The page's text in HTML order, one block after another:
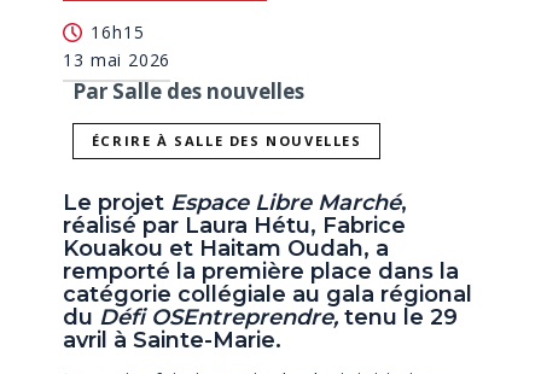
16h15
13 mai 2026
Par Salle des nouvelles
ÉCRIRE À SALLE DES NOUVELLES
Le projet Espace Libre Marché,
réalisé par Laura Hétu, Fabrice
Kouakou et Haitam Oudah, a
remporté la première place dans la
catégorie collégiale au gala régional
du Défi OSEntreprendre, tenu le 29
avril à Sainte-Marie.